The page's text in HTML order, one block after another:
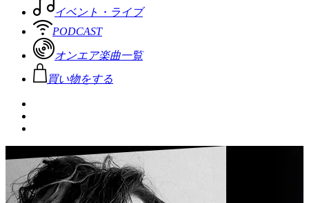
イベント・ライブ
PODCAST
オンエア楽曲一覧
買い物をする